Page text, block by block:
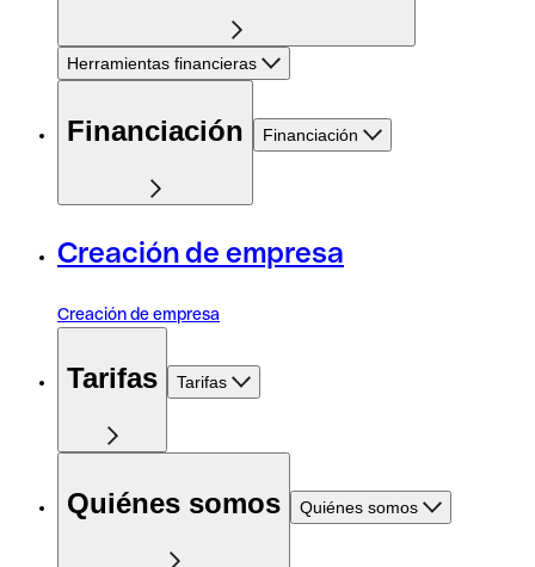
Herramientas financieras
Financiación Financiación
Creación de empresa
Creación de empresa
Tarifas Tarifas
Quiénes somos Quiénes somos